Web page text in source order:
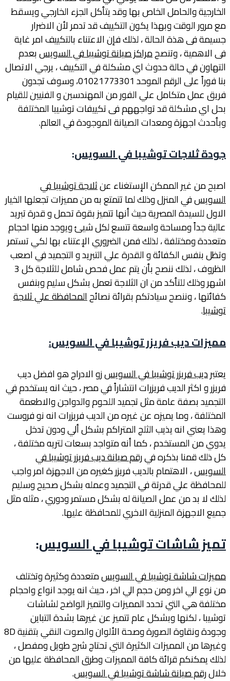
الخارجية والحامل الخاص بها وقد يتأكل الجزء الخارجي ويسقط
مع مرور الوقت وبهذا يكون التكييف قد تدمر لأن الاضرار
جسيمة فى هذة الحالة ، لذلك فإن الاعتناء بالتكييف امر غاية
فى الاهمية ، وتنصحمراكز صيانة توشيبا في السويسبعدم
التهاون في حالة حدوث اي مشكلة في التكييف ، يرجي الاتصال
بنا فوراً على الرقم الموحد 01021773301، وسوف تجدون
فريق عمل متكامل علي الفور من المهندسين و الفنيين للقيام
بحل اي مشكلة قد تواجههم فى تكييفات توشيبا المختلفة
وبأحدث اجهزة ومعدات الصيانة الموجودة في العالم.
جودة ثلاجات توشيبا في السويس:
اصبح من غير الممكن الإستغناء عنثلاجة توشيبا في
السويسفي المنزل وذلك لما تتمتع به من مميزات تجعلها الخيار
الاول للسيدة المصرية حيث أنها تتميز بقوة تحمل و قدرة تبريد
عالية جداً ومساحة واسعة تتسع لكل شيئ ويوجد منها احجام
متعددة ومختلفة ، لذلك فمن الضروري الإعتناء بها لكي تستمر
وتظل بنفس الكفائة و القدرة علي التبريد و التجميد في اصعب
الظروف ، لذلك ننصح بأن يتم عمل فحص شامل للثلاجة كل 3
اشهر وذلك للتأكد من ان الثلاجة تعمل بشكل سليم وبنفس
كفائتها ، وننصح سيادتكم بقرائة نصائحالمحافظة علي ثلاجة
توشيبا.
مميزات ديب فريزر توشيبا في السويس:
يعتبرديب فريزر توشيبا في السويسزو الادراج هو افضل ديب
فريزر و اكثر الديب فريزرات انتشاراً في مصر ، حيث انه يستخدم في
التجميد بصفة عامة مثل تجميد اللحوم والدواجن والاطعمة
المختلفة ، وما يميزه عن غيره من الديب فريزرات انه نو فروست
وهذا يعني انه يذيب الثلج المتراكم بشكل ألي ودون تدخل
يدوي من المستخدم ، كما أنه متواجد بسعات لتريه مختلفة ،
كل ذلك قمنا بذكره فيرقم صيانة ديب فريزر توشيبا في
السويس، الاهتمام بالديب فريزر كغيره من الاجهزة امر واجب
للمحافظة علي قدرتة في التجميد وعمله بشكل صحيح وسليم
لذلك لا بد من عمل الصيانة له بشكل مستمر ودوري ، مثله مثل
جميع الاجهزة المنزلية الاخري للمحافظة عليها.
تميز شاشات توشيبا في السويس:
مميزات شاشة توشيبا في السويسمتعددة وكثيرة وتختلف
من نوع الي اخر ومن حجم الي اخر ، حيث انه يوجد انواع واحجام
مختلفة هي التي تحدد المميزات والتميز الواضح لشاشات
توشيبا ، لكنها وبشكل عام تتميز عن غيرها بشدة التباين
وجودة ونقاوة الصورة وصحة الألوان والصوت النقي بتقنية 8D
وغيرها من المميزات الكثيرة التي تحتاج شرح طويل ومفصل ،
لذلك يمكنكم قرائة كافة المميزات وطرق المحافظة عليها من
خلالرقم صيانة شاشة توشيبا في السويس.